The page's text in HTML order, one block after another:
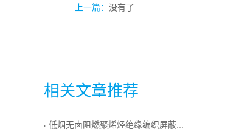
上一篇： 没有了
相关文章推荐
· 低烟无卤阻燃聚烯烃绝缘编织屏蔽低烟无卤阻燃聚烯烃护套最高传输频率16MHz数字通信用水平对绞电缆